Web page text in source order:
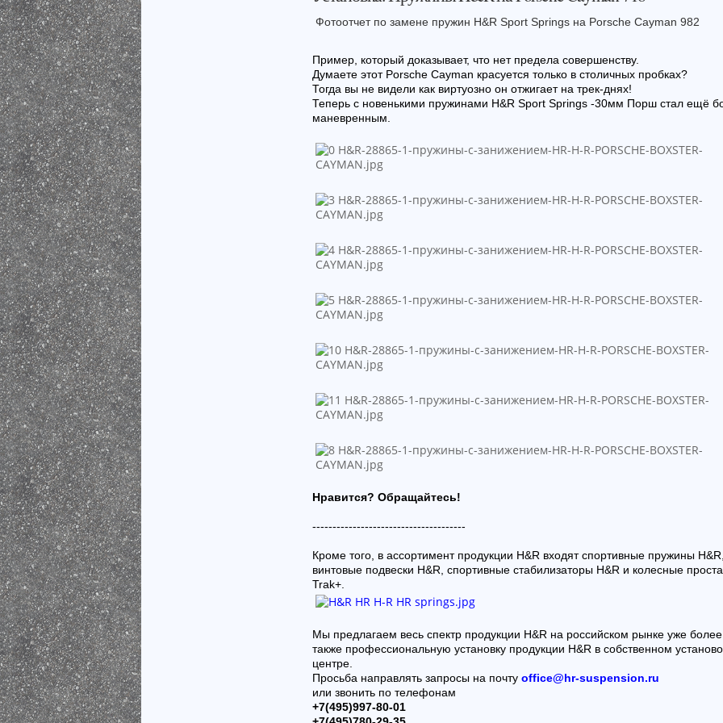
Фотоотчет по замене пружин H&R Sport Springs на Porsche Cayman 982
Пример, который доказывает, что нет предела совершенству.
Думаете этот Porsche Cayman красуется только в столичных пробках?
Тогда вы не видели как виртуозно он отжигает на трек-днях!
Теперь с новенькими пружинами H&R Sport Springs -30мм Порш стал ещё
маневренным.
Нравится? Обращайтесь!
--------------------------------------
Кроме того, в ассортимент продукции H&R входят спортивные пружины
винтовые подвески H&R, спортивные стабилизаторы H&R и колесные
Trak+.
Мы предлагаем весь спектр продукции H&R на российском рынке уже
также профессиональную установку продукции H&R в собственном
центре.
Просьба направлять запросы на почту office@hr-suspension.ru
или звонить по телефонам
+7(495)997-80-01